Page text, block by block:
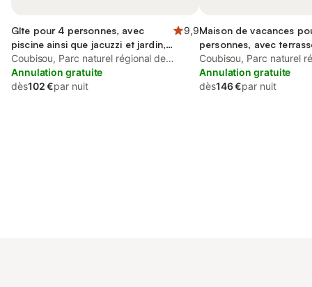
Gîte pour 4 personnes, avec
piscine ainsi que jacuzzi et jardin,
animaux acceptés
9,9
Coubisou, Parc naturel régional de
l'Aubrac
Annulation gratuite
dès102 €par nuit
Maison de vacances
personnes, avec
Coubisou, Parc naturel
l'Aubrac
Annulation gratuite
dès146 €par nuit